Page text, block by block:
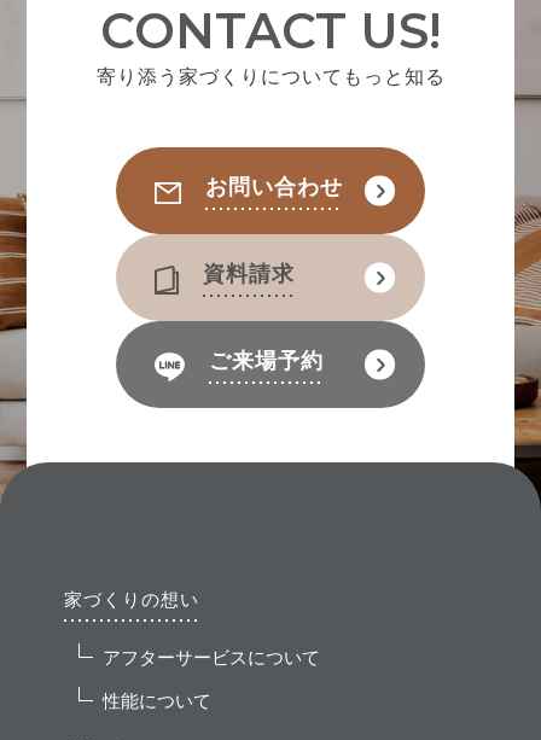
CONTACT US!
寄り添う家づくりについてもっと知る
お問い合わせ
資料請求
ご来場予約
家づくりの想い
アフターサービスについて
性能について